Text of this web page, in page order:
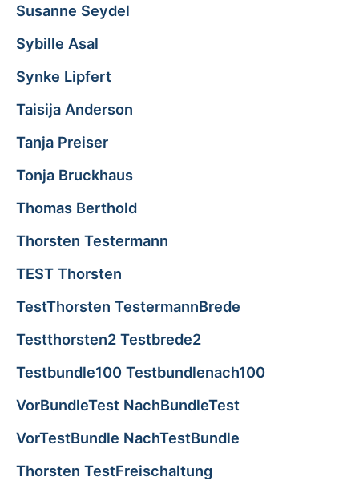
Susanne Seydel
Sybille Asal
Synke Lipfert
Taisija Anderson
Tanja Preiser
Tonja Bruckhaus
Thomas Berthold
Thorsten Testermann
TEST Thorsten
TestThorsten TestermannBrede
Testthorsten2 Testbrede2
Testbundle100 Testbundlenach100
VorBundleTest NachBundleTest
VorTestBundle NachTestBundle
Thorsten TestFreischaltung